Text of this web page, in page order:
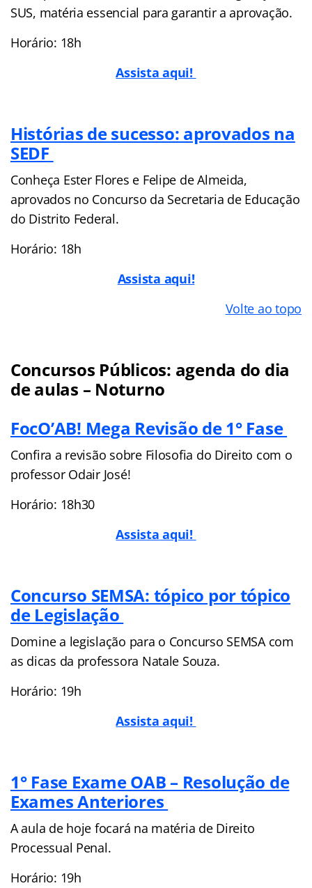
SUS, matéria essencial para garantir a aprovação.
Horário: 18h
Assista aqui!
Histórias de sucesso: aprovados na
SEDF
Conheça Ester Flores e Felipe de Almeida,
aprovados no Concurso da Secretaria de Educação
do Distrito Federal.
Horário: 18h
Assista aqui!
Volte ao topo
Concursos Públicos: agenda do dia
de aulas – Noturno
FocO’AB! Mega Revisão de 1° Fase
Confira a revisão sobre Filosofia do Direito com o
professor Odair José!
Horário: 18h30
Assista aqui!
Concurso SEMSA: tópico por tópico
de Legislação
Domine a legislação para o Concurso SEMSA com
as dicas da professora Natale Souza.
Horário: 19h
Assista aqui!
1° Fase Exame OAB – Resolução de
Exames Anteriores
A aula de hoje focará na matéria de Direito
Processual Penal.
Horário: 19h